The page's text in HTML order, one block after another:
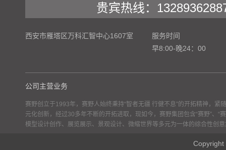
贵宾热线：
西安市雁塔区万科汇智中心1607室
服务时间
早8:00-晚24：00
公司主营业务
赛野创立于1993年，赛野人始终秉持“智者无疆 行健不息”的开拓精神，紧
元化创新，经过30多年不断的开拓进取，现如今，赛野集团包含“赛野”、“
模型设计创作、展览展示、景观设计、微缩世界等多元为一体的综合性创